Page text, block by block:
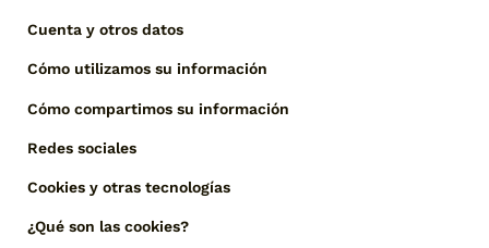
Cuenta y otros datos
Cómo utilizamos su información
Cómo compartimos su información
Redes sociales
Cookies y otras tecnologías
¿Qué son las cookies?